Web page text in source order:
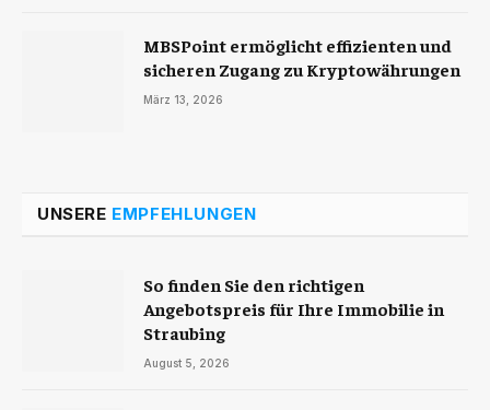
MBSPoint ermöglicht effizienten und
sicheren Zugang zu Kryptowährungen
März 13, 2026
UNSERE EMPFEHLUNGEN
So finden Sie den richtigen
Angebotspreis für Ihre Immobilie in
Straubing
August 5, 2026